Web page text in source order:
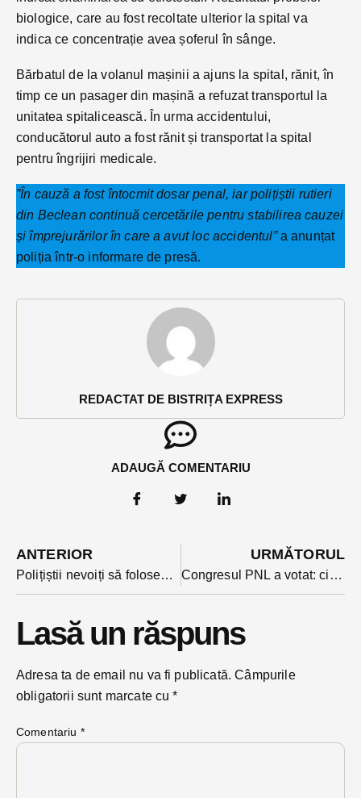
REDACTAT DE BISTRIȚA EXPRESS
ADAUGĂ COMENTARIU
biologice, care au fost recoltate ulterior la spital va
indica ce concentrație avea șoferul în sânge.
Bărbatul de la volanul mașinii a ajuns la spital, rănit, în
timp ce un pasager din mașină a refuzat transportul la
unitatea spitalicească. În urma accidentului,
conducătorul auto a fost rănit și transportat la spital
pentru îngrijiri medicale.
”În cauză a fost întocmit dosar penal, iar polițiștii rutieri
din Beclean continuă cercetările pentru stabilirea cauzei
și împrejurărilor în care a avut loc accidentul”a anunțat
poliția într-o informare de presă.
ANTERIOR
Polițiștii nevoiți să folosească un dispozitiv spike pentru a opri la 3,00 dimineața cursa haotică a unui puști de 20 de ani
URMĂTORUL
Congresul PNL a votat: cinci puciști au termen să demisioneze până luni, altfel sunt excluși. Robert Sighiartău a citit deciziile
Lasă un răspuns
Adresa ta de email nu va fi publicată. Câmpurile
obligatorii sunt marcate cu*
Comentariu *